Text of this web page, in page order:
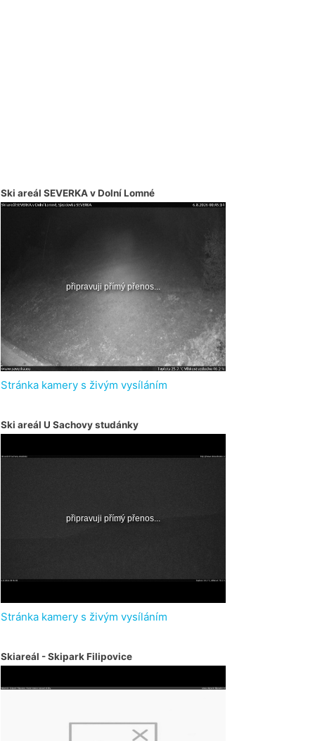
Ski areál SEVERKA v Dolní Lomné
Stránka kamery s živým vysíláním
Ski areál U Sachovy studánky
Stránka kamery s živým vysíláním
Skiareál - Skipark Filipovice